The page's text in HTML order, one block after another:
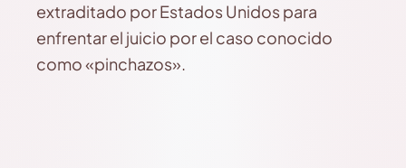
extraditado por Estados Unidos para
enfrentar el juicio por el caso conocido
como «pinchazos».